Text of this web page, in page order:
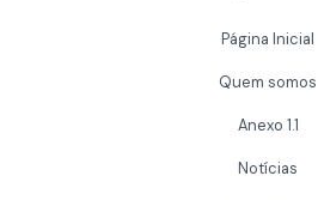
Página Inicial
Quem somos
Anexo 1.1
Notícias